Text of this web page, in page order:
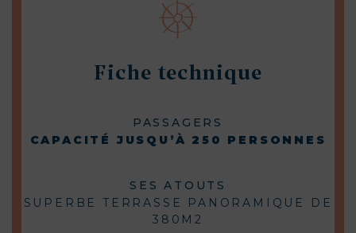
Fiche technique
PASSAGERS
CAPACITÉ JUSQU’À 250 PERSONNES
SES ATOUTS
SUPERBE TERRASSE PANORAMIQUE DE
380M2